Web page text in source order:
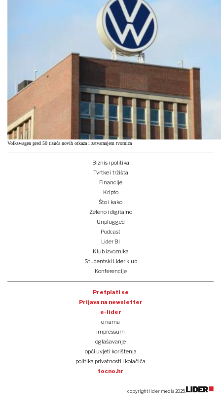
Volkswagen pred 50 tisuća novih otkaza i zatvaranjem tvornica
Biznis i politika
Tvrtke i tržišta
Financije
Kripto
Što i kako
Zeleno i digitalno
Unplugged
Podcast
Lider BI
Klub izvoznika
Studentski Lider klub
Konferencije
Pretplati se
Prijava na newsletter
e-lider
o nama
impressum
oglašavanje
opći uvjeti korištenja
politika privatnosti i kolačića
tocno.hr
copyright lider media 2025.